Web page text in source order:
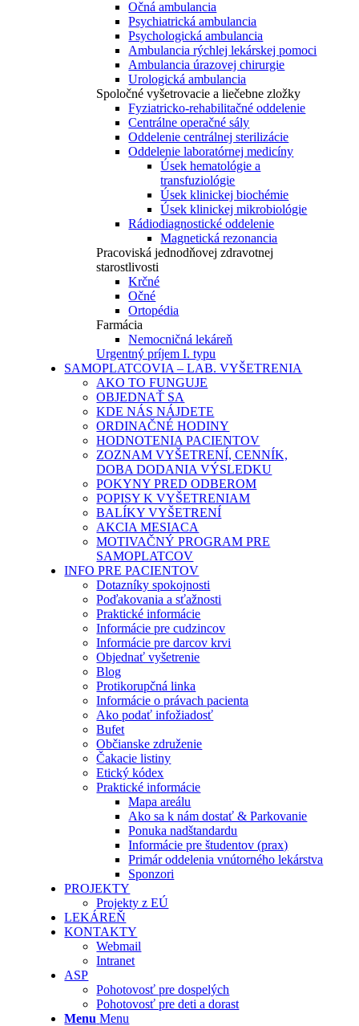
Očná ambulancia
Psychiatrická ambulancia
Psychologická ambulancia
Ambulancia rýchlej lekárskej pomoci
Ambulancia úrazovej chirurgie
Urologická ambulancia
Spoločné vyšetrovacie a liečebne zložky
Fyziatricko-rehabilitačné oddelenie
Centrálne operačné sály
Oddelenie centrálnej sterilizácie
Oddelenie laboratórnej medicíny
Úsek hematológie a
transfuziológie
Úsek klinickej biochémie
Úsek klinickej mikrobiológie
Rádiodiagnostické oddelenie
Magnetická rezonancia
Pracoviská jednodňovej zdravotnej
starostlivosti
Krčné
Očné
Ortopédia
Farmácia
Nemocničná lekáreň
Urgentný príjem I. typu
SAMOPLATCOVIA – LAB. VYŠETRENIA
AKO TO FUNGUJE
OBJEDNAŤ SA
KDE NÁS NÁJDETE
ORDINAČNÉ HODINY
HODNOTENIA PACIENTOV
ZOZNAM VYŠETRENÍ, CENNÍK,
DOBA DODANIA VÝSLEDKU
POKYNY PRED ODBEROM
POPISY K VYŠETRENIAM
BALÍKY VYŠETRENÍ
AKCIA MESIACA
MOTIVAČNÝ PROGRAM PRE
SAMOPLATCOV
INFO PRE PACIENTOV
Dotazníky spokojnosti
Poďakovania a sťažnosti
Praktické informácie
Informácie pre cudzincov
Informácie pre darcov krvi
Objednať vyšetrenie
Blog
Protikorupčná linka
Informácie o právach pacienta
Ako podať infožiadosť
Bufet
Občianske združenie
Čakacie listiny
Etický kódex
Praktické informácie
Mapa areálu
Ako sa k nám dostať & Parkovanie
Ponuka nadštandardu
Informácie pre študentov (prax)
Primár oddelenia vnútorného lekárstva
Sponzori
PROJEKTY
Projekty z EÚ
LEKÁREŇ
KONTAKTY
Webmail
Intranet
ASP
Pohotovosť pre dospelých
Pohotovosť pre deti a dorast
Menu Menu